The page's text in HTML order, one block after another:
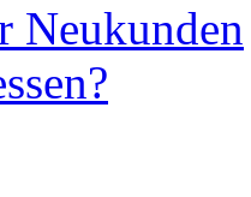
Neukunden